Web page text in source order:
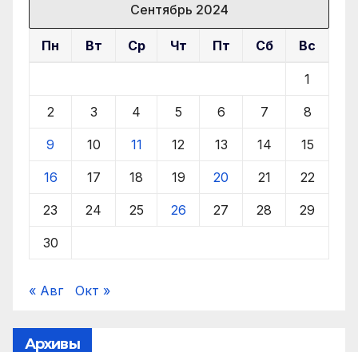
Сентябрь 2024
Пн Вт Ср Чт Пт Сб Вс
1
2 3 4 5 6 7 8
9 10 11 12 13 14 15
16 17 18 19 20 21 22
23 24 25 26 27 28 29
30
« Авг Окт »
Архивы